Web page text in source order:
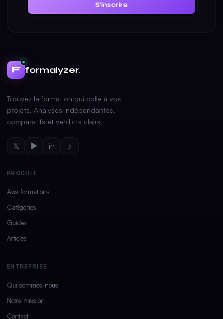
S'inscrire
F formalyzer.
Trouvez la formation qui colle à vos
projets. Analyses indépendantes,
comparatifs et verdicts clairs.
𝕏 ▶ in ♪
PRODUIT
Avis formations
Catégories
Guides
Articles
ENTREPRISE
Qui sommes-nous
Notre mission
Contact